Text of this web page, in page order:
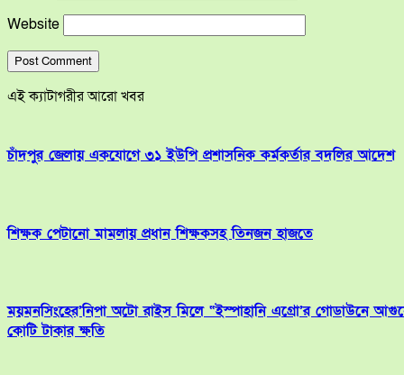
Website
এই ক্যাটাগরীর আরো খবর
চাঁদপুর জেলায় একযোগে ৩১ ইউপি প্রশাসনিক কর্মকর্তার বদলির আদেশ
শিক্ষক পেটানো মামলায় প্রধান শিক্ষকসহ তিনজন হাজতে
ময়মনসিংহের’নিপা অটো রাইস মিলে “ইস্পাহানি এগ্রো’র গোডাউনে
কোটি টাকার ক্ষতি